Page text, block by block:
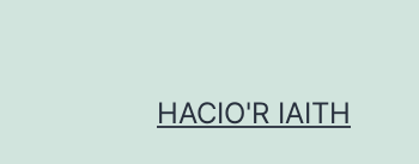
HACIO'R IAITH